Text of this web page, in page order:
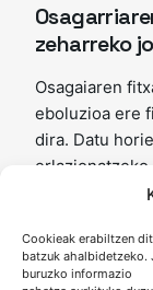
Cookieak erabiltzen
batzuk ahalbidetzeko.
buruzko informazio
zeharreko
Osagaiaren
eboluzioa ere
dira. Datu
erlazionatzeko